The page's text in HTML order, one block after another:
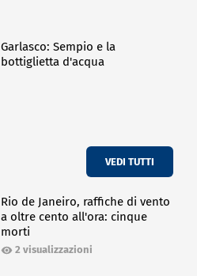
Garlasco: Sempio e la
bottiglietta d'acqua
VEDI TUTTI
Rio de Janeiro, raffiche di vento
a oltre cento all'ora: cinque
morti
2 visualizzazioni